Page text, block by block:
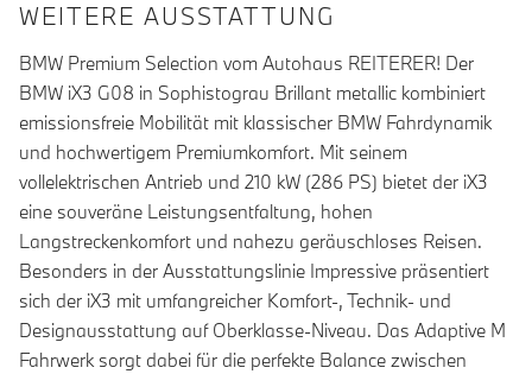
WEITERE AUSSTATTUNG
BMW Premium Selection vom Autohaus REITERER! Der
BMW iX3 G08 in Sophistograu Brillant metallic kombiniert
emissionsfreie Mobilität mit klassischer BMW Fahrdynamik
und hochwertigem Premiumkomfort. Mit seinem
vollelektrischen Antrieb und 210 kW (286 PS) bietet der iX3
eine souveräne Leistungsentfaltung, hohen
Langstreckenkomfort und nahezu geräuschloses Reisen.
Besonders in der Ausstattungslinie Impressive präsentiert
sich der iX3 mit umfangreicher Komfort-, Technik- und
Designausstattung auf Oberklasse-Niveau. Das Adaptive M
Fahrwerk sorgt dabei für die perfekte Balance zwischen